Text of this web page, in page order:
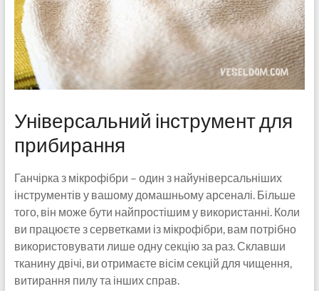
Універсальний інструмент для
прибирання
Ганчірка з мікрофібри – один з найуніверсальніших
інструментів у вашому домашньому арсеналі. Більше
того, він може бути найпростішим у використанні. Коли
ви працюєте з серветками із мікрофібри, вам потрібно
використовувати лише одну секцію за раз. Склавши
тканину двічі, ви отримаєте вісім секцій для чищення,
витирання пилу та інших справ.